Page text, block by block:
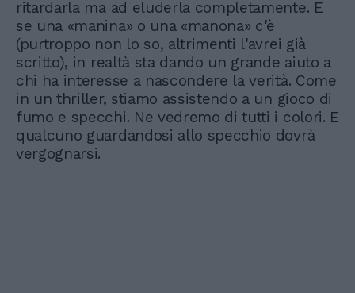
ritardarla ma ad eluderla completamente. E
se una «manina» o una «manona» c'è
(purtroppo non lo so, altrimenti l'avrei già
scritto), in realtà sta dando un grande aiuto a
chi ha interesse a nascondere la verità. Come
in un thriller, stiamo assistendo a un gioco di
fumo e specchi. Ne vedremo di tutti i colori. E
qualcuno guardandosi allo specchio dovrà
vergognarsi.